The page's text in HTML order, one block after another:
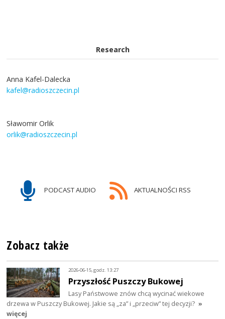
Research
Anna Kafel-Dalecka
kafel@radioszczecin.pl
Sławomir Orlik
orlik@radioszczecin.pl
PODCAST AUDIO AKTUALNOŚCI RSS
Zobacz także
2026-06-15, godz. 13:27
Przyszłość Puszczy Bukowej
Lasy Państwowe znów chcą wycinać wiekowe
drzewa w Puszczy Bukowej. Jakie są „za” i „przeciw” tej decyzji? »
więcej